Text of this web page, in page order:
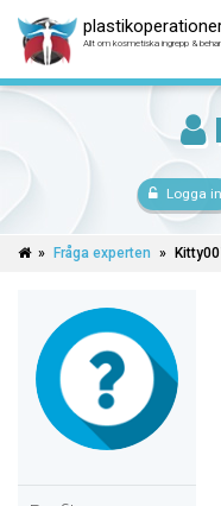
Allt om kosmetiska ingrepp &
Logga in
» Fråga experten »